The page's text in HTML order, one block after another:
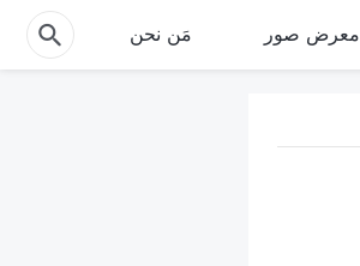
معرض صور مَن نحن